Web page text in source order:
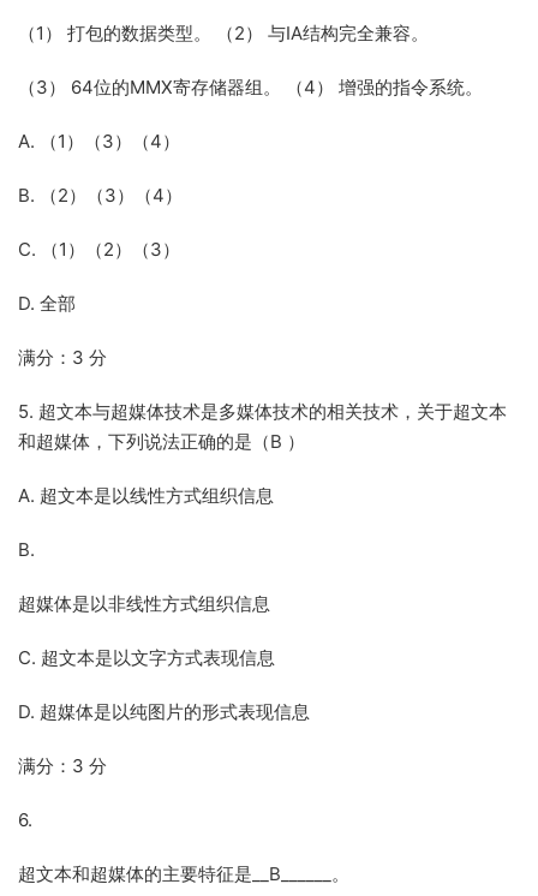
（1） 打包的数据类型。 （2） 与IA结构完全兼容。
（3） 64位的MMX寄存储器组。 （4） 增强的指令系统。
A. （1）（3）（4）
B. （2）（3）（4）
C. （1）（2）（3）
D. 全部
满分：3 分
5. 超文本与超媒体技术是多媒体技术的相关技术，关于超文本
和超媒体，下列说法正确的是（B ）
A. 超文本是以线性方式组织信息
B.
超媒体是以非线性方式组织信息
C. 超文本是以文字方式表现信息
D. 超媒体是以纯图片的形式表现信息
满分：3 分
6.
超文本和超媒体的主要特征是__B______。